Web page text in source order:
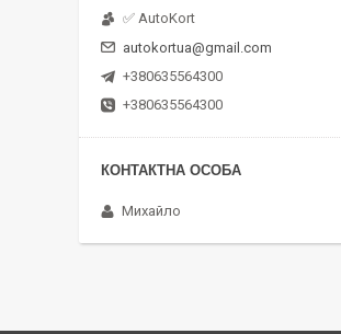
✅ AutoKort
autokortua@gmail.com
+380635564300
+380635564300
Михайло